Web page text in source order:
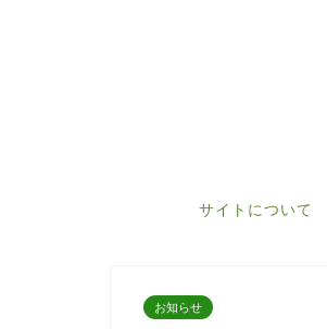
サイトについて
お知らせ